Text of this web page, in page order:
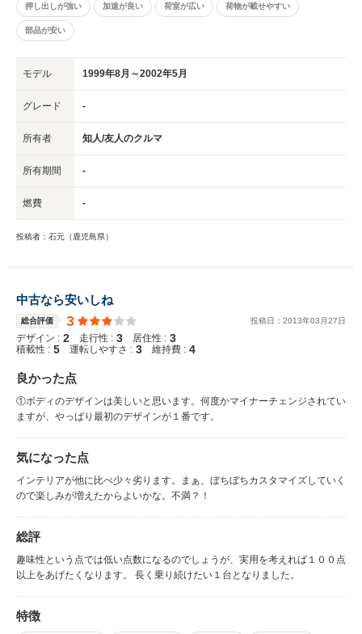
押し出しが強い 加速が良い 荷室が広い 荷物が載せやすい
部品が安い
モデル 1999年8月～2002年5月
グレード -
所有者 知人/友人のクルマ
所有期間 -
燃費 -
投稿者：石元（鹿児島県）
中古なら安いしね
総合評価 3 投稿日： 2013年03 月27日
デザイン : 2 走行性 : 3 居住性 : 3
積載性 : 5 運転しやすさ : 3 維持費 : 4
良かった点
①ボディのデザインは美しいと思います。何度かマイナーチェンジされてい
ますが、やっぱり最初のデザインが１番です。
気になった点
インテリアが他に比べ少々劣ります。まぁ、ぼちぼちカスタマイズしていく
ので楽しみが増えたからよいかな。不満？！
総評
趣味性という点では低い点数になるのでしょうが、実用を考えれば１００点
以上をあげたくなります。 長く乗り続けたい１台となりました。
特徴